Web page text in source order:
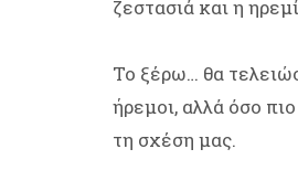
ζεστασιά και η
Το ξέρω… θα
ήρεμοι, αλλά όσο
τη σχέση μας.